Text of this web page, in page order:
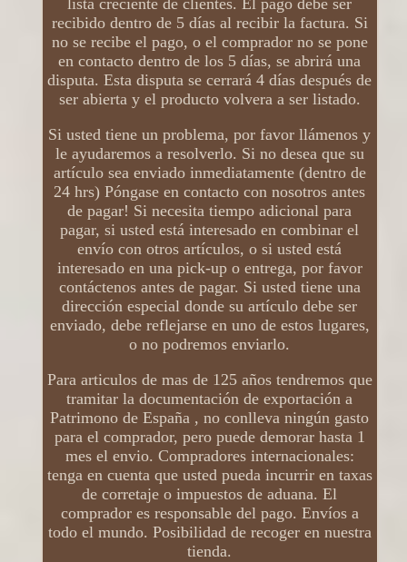
lista creciente de clientes. El pago debe ser
recibido dentro de 5 días al recibir la factura. Si
no se recibe el pago, o el comprador no se pone
en contacto dentro de los 5 días, se abrirá una
disputa. Esta disputa se cerrará 4 días después de
ser abierta y el producto volvera a ser listado.
Si usted tiene un problema, por favor llámenos y
le ayudaremos a resolverlo. Si no desea que su
artículo sea enviado inmediatamente (dentro de
24 hrs) Póngase en contacto con nosotros antes
de pagar! Si necesita tiempo adicional para
pagar, si usted está interesado en combinar el
envío con otros artículos, o si usted está
interesado en una pick-up o entrega, por favor
contáctenos antes de pagar. Si usted tiene una
dirección especial donde su artículo debe ser
enviado, debe reflejarse en uno de estos lugares,
o no podremos enviarlo.
Para articulos de mas de 125 años tendremos que
tramitar la documentación de exportación a
Patrimono de España , no conlleva ningún gasto
para el comprador, pero puede demorar hasta 1
mes el envio. Compradores internacionales:
tenga en cuenta que usted pueda incurrir en taxas
de corretaje o impuestos de aduana. El
comprador es responsable del pago. Envíos a
todo el mundo. Posibilidad de recoger en nuestra
tienda.